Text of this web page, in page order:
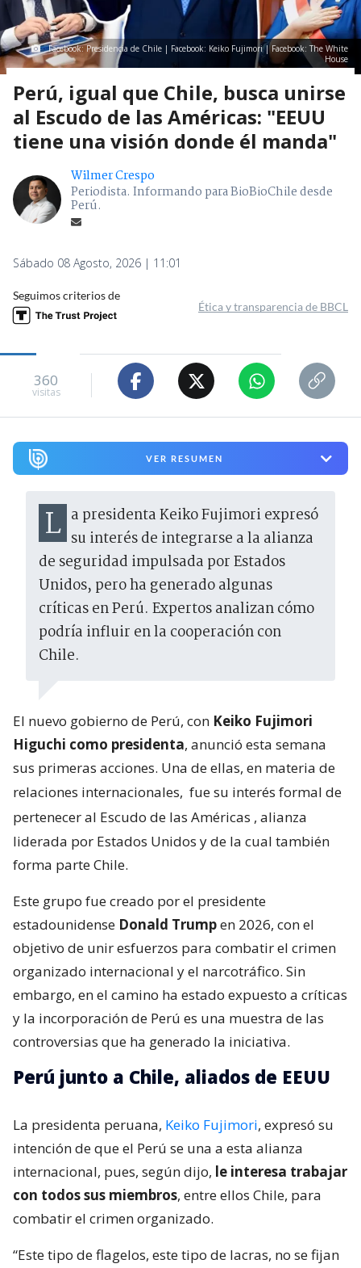
Facebook: Presidencia de Chile | Facebook: Keiko Fujimori | Facebook: The White
House
Perú, igual que Chile, busca unirse
al Escudo de las Américas: "EEUU
tiene una visión donde él manda"
Wilmer Crespo
Periodista. Informando para BioBioChile desde
Perú.
Sábado 08 Agosto, 2026 | 11:01
Seguimos criterios de
Ética y transparencia de BBCL
360
visitas
VER RESUMEN
La presidenta Keiko Fujimori expresó su interés de integrarse a la alianza
de seguridad impulsada por Estados
Unidos, pero ha generado algunas
críticas en Perú. Expertos analizan cómo
podría influir en la cooperación con
Chile.
El nuevo gobierno de Perú, con Keiko Fujimori
Higuchi como presidenta, anunció esta semana
sus primeras acciones. Una de ellas, en materia de
relaciones internacionales, fue su interés formal de
pertenecer al Escudo de las Américas , alianza
liderada por Estados Unidos y de la cual también
forma parte Chile.
Este grupo fue creado por el presidente
estadounidense Donald Trumpen 2026, con el
objetivo de unir esfuerzos para combatir el crimen
organizado internacional y el narcotráfico. Sin
embargo, en el camino ha estado expuesto a críticas
y la incorporación de Perú es una muestra de las
controversias que ha generado la iniciativa.
Perú junto a Chile, aliados de EEUU
La presidenta peruana, Keiko Fujimori, expresó su
intención de que el Perú se una a esta alianza
internacional, pues, según dijo, le interesa trabajar
con todos sus miembros, entre ellos Chile, para
combatir el crimen organizado.
“Este tipo de flagelos, este tipo de lacras, no se fijan